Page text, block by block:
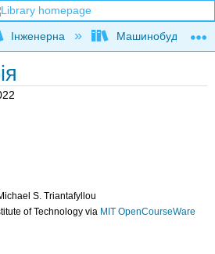
global hierarchy
Інженерна
S. Triantafyllou
of Technologyvia MIT OpenCourseWare